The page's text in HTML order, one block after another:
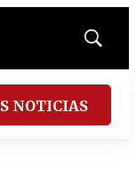
Mostrar
NOTICIAS